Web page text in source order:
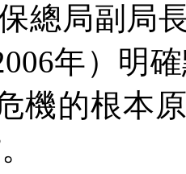
總局副局
年）明
機的根本